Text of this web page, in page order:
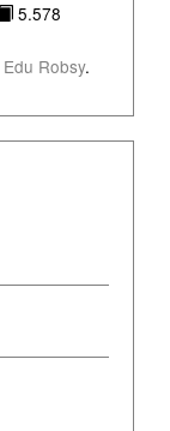
5.578
Edu Robsy.